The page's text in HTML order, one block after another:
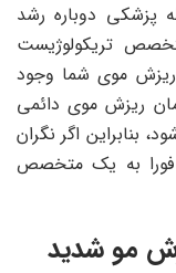
پزشکی دوباره رشد
تریکولوژیست
ریزش موی شما وجود
ریزش موی دائمی
بنابراین اگر نگران
به یک متخصص
مو شدید